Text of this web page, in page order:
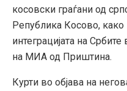
косовски граѓани од
Република Косово,
интеграцијата на
на МИА од Приштина.
Курти во објава на